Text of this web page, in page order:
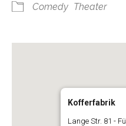
Comedy Theater
Kofferfabrik
Lange Str. 81 -